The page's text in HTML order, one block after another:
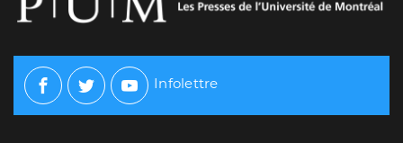
Facebook
TwitterYoutube
Infolettre